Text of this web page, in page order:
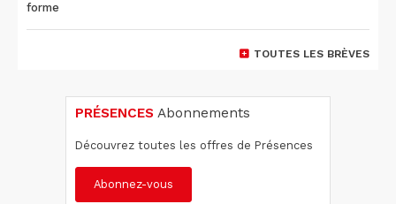
forme
TOUTES LES BRÈVES
PRÉSENCES Abonnements
Découvrez toutes les offres de Présences
Abonnez-vous